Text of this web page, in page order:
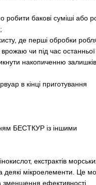
бакові суміші або
де перші обробки
чи під час останньої
накопиченню залишків
в кінці приготування
БЕСТКУР із іншими
екстрактів
деякі мікроелементи. Це
зменшення ефективності